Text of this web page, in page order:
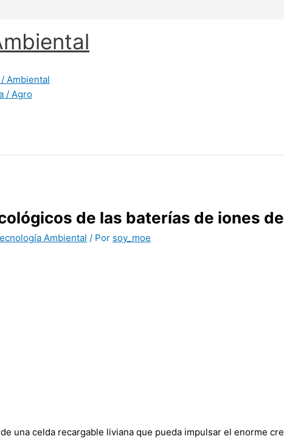
Ambiental
/ Agro
de las baterías de iones
Ambiental / Por soy_moe
una celda recargable liviana que pueda impulsar el enorme